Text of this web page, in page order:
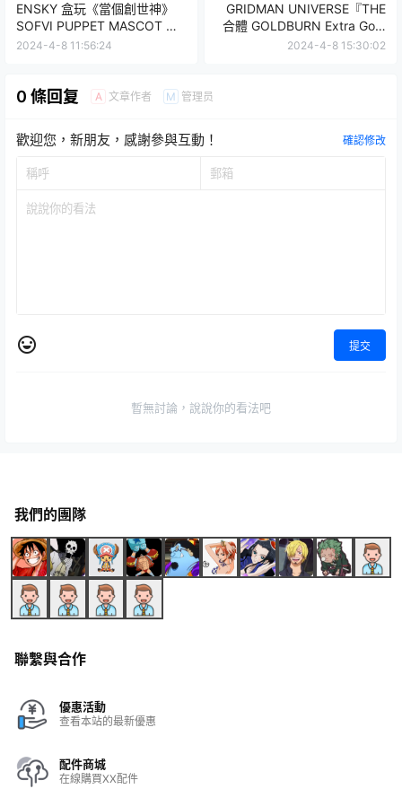
ENSKY 盒玩《當個創世神》
SOFVI PUPPET MASCOT 軟
膠指偶系列，可愛比例再現多
2024-4-8 11:56:24
GRIDMAN UNIVERSE『THE
合體 GOLDBURN Extra Gold
Ver.』豪華鍍金版本讓各合體
2024-4-8 15:30:02
0 條回复 A 文章作者 M 管理员
歡迎您，新朋友，感謝參與互動！ 確認修改
提交
暫無討論，說說你的看法吧
我們的團隊
聯繫與合作
優惠活動
查看本站的最新優惠
配件商城
在線購買XX配件